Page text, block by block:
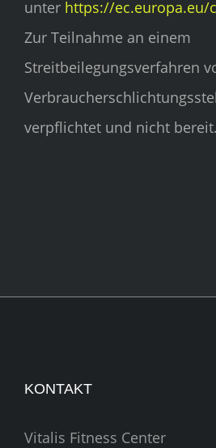
unter https://ec.europa.eu/
Zur Teilnahme an einem
Streitbeilegungsverfahren
verpflichtet und nicht bereit.
KONTAKT
Vitalis Fitness Center